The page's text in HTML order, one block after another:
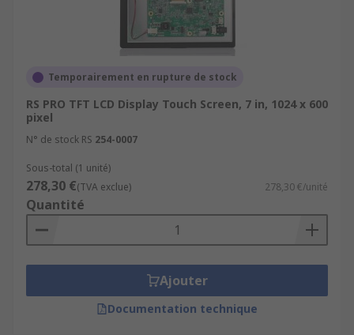
Temporairement en rupture de stock
RS PRO TFT LCD Display Touch Screen, 7 in, 1024 x 600
pixel
N° de stock RS 254-0007
Sous-total (1 unité)
278,30 €(TVA exclue) 278,30 €/unité
Quantité
Ajouter
Documentation technique